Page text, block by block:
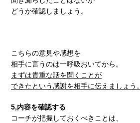
どうか確認しましょう。
こちらの意見や感想を
相手に言うのは一呼吸おいてから。
まずは貴重な話を聞くことが
できたという感謝を相手に伝えましょう。
5,内容を確認する
コーチが把握しておくべきことは、